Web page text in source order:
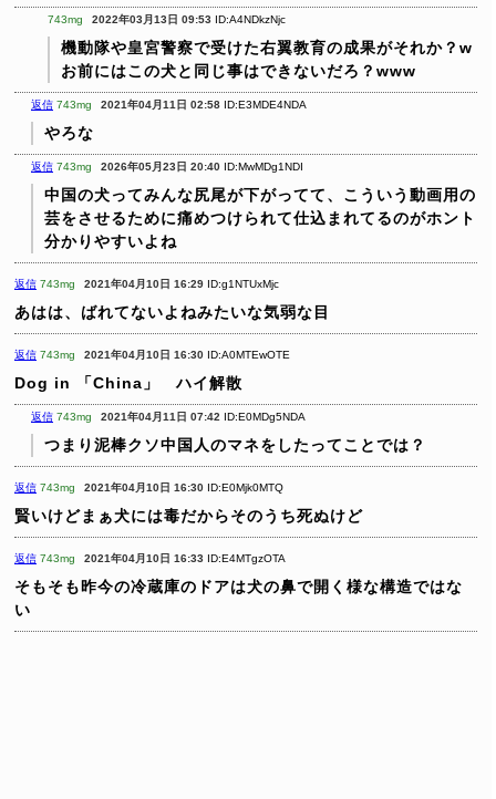
743mg 2022年03月13日 09:53 ID:A4NDkzNjc
機動隊や皇宮警察で受けた右翼教育の成果がそれか？w
お前にはこの犬と同じ事はできないだろ？www
返信 743mg 2021年04月11日 02:58 ID:E3MDE4NDA
やろな
返信 743mg 2026年05月23日 20:40 ID:MwMDg1NDI
中国の犬ってみんな尻尾が下がってて、こういう動画用の
芸をさせるために痛めつけられて仕込まれてるのがホント
分かりやすいよね
返信 743mg 2021年04月10日 16:29 ID:g1NTUxMjc
あはは、ばれてないよねみたいな気弱な目
返信 743mg 2021年04月10日 16:30 ID:A0MTEwOTE
Dog in 「China」 ハイ解散
返信 743mg 2021年04月11日 07:42 ID:E0MDg5NDA
つまり泥棒クソ中国人のマネをしたってことでは？
返信 743mg 2021年04月10日 16:30 ID:E0Mjk0MTQ
賢いけどまぁ犬には毒だからそのうち死ぬけど
返信 743mg 2021年04月10日 16:33 ID:E4MTgzOTA
そもそも昨今の冷蔵庫のドアは犬の鼻で開く様な構造ではな
い